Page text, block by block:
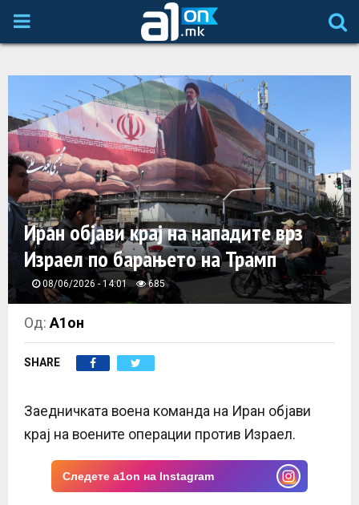
P
M
A
R
M
E
N
Иран објави крај на нападите врз
Израел по барањето на Трамп
08/06/2026 - 14:01 685
Од:А1он
SHARE
Заедничката воена команда на Иран објави
крај на воените операции против Израел.
Следете a1on на Instagram